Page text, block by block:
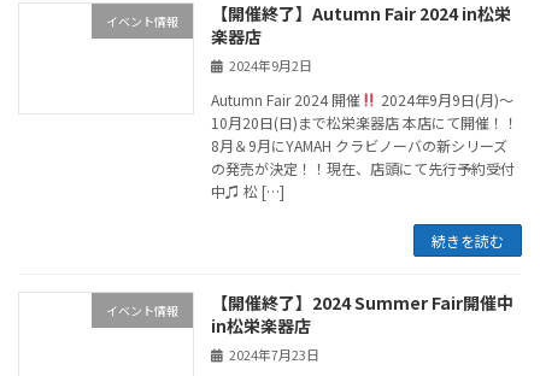
イベント情報
【開催終了】Autumn Fair 2024 in松栄
楽器店
2024年9月2日
Autumn Fair 2024 開催
2024年9月9日(月)〜
10月20日(日)まで松栄楽器店 本店にて開催！！
8月＆9月にYAMAH クラビノーバの新シリーズ
の発売が決定！！現在、店頭にて先行予約受付
中♫ 松 […]
続きを読む
イベント情報
【開催終了】2024 Summer Fair開催中
in松栄楽器店
2024年7月23日